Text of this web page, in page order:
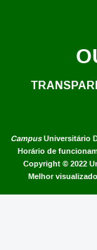
CampusUniversitário
Horário de
Copyright © 2022
Melhor